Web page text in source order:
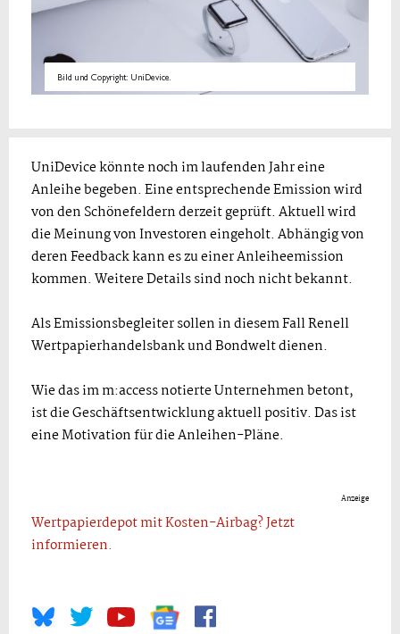
Bild und Copyright: UniDevice.
UniDevice könnte noch im laufenden Jahr eine
Anleihe begeben. Eine entsprechende Emission wird
von den Schönefeldern derzeit geprüft. Aktuell wird
die Meinung von Investoren eingeholt. Abhängig von
deren Feedback kann es zu einer Anleiheemission
kommen. Weitere Details sind noch nicht bekannt.
Als Emissionsbegleiter sollen in diesem Fall Renell
Wertpapierhandelsbank und Bondwelt dienen.
Wie das im m:access notierte Unternehmen betont,
ist die Geschäftsentwicklung aktuell positiv. Das ist
eine Motivation für die Anleihen-Pläne.
Anzeige
Wertpapierdepot mit Kosten-Airbag? Jetzt
informieren.